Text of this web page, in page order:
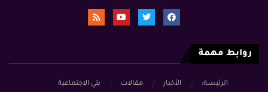
روابط مهمة
الرئيسة: الأخبار مقالات
بلي الاجتماعية